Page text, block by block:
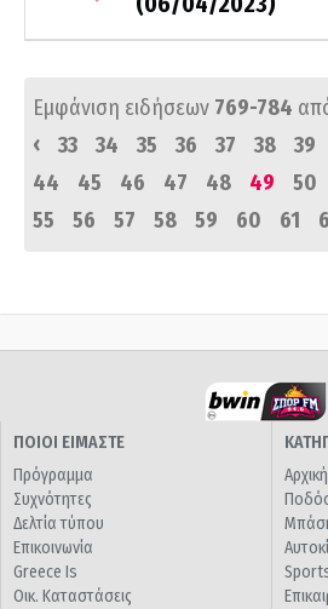
Εμφάνιση ειδήσεων 769-784
‹
33 34 35 36 37 38 39
44
45 46 47 48 49 50
55
56 57 58 59 60 61
ΠΟΙΟΙ ΕΙΜΑΣΤΕ
Πρόγραμμα
Συχνότητες
Δελτία τύπου
Επικοινωνία
Greece Is
Οικ. Καταστάσεις
Αρχική